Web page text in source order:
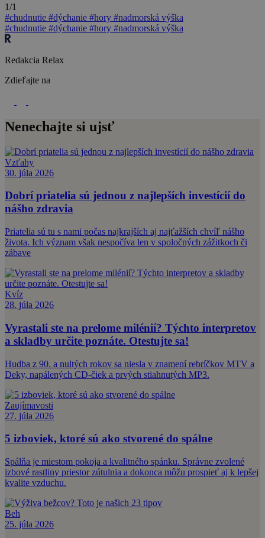
1/1
#chudnutie #dýchanie #hory #nadmorská výška
#chudnutie #dýchanie #hory #nadmorská výška
Redakcia Relax
Zdieľajte na
Nenechajte si ujsť
Vzťahy
30. júla 2026
Dobrí priatelia sú jednou z najlepších investícií do
nášho zdravia
Priatelia sú tu s nami počas najkrajších aj najťažších chvíľ nášho
života. Ich význam však nespočíva len v spoločných zážitkoch či
zábave
Kvíz
28. júla 2026
Vyrastali ste na prelome milénií? Týchto interpretov
a skladby určite poznáte. Otestujte sa!
Hudba z 90. a nultých rokov sa niesla v znamení rebríčkov MTV a
Deky, napálených CD-čiek a prvých stiahnutých MP3.
Zaujímavosti
27. júla 2026
5 izboviek, ktoré sú ako stvorené do spálne
Spálňa je miestom pokoja a kvalitného spánku. Správne zvolené
izbové rastliny priestor zútulnia a dokonca môžu prospieť aj k lepšej
kvalite vzduchu.
Beh
25. júla 2026